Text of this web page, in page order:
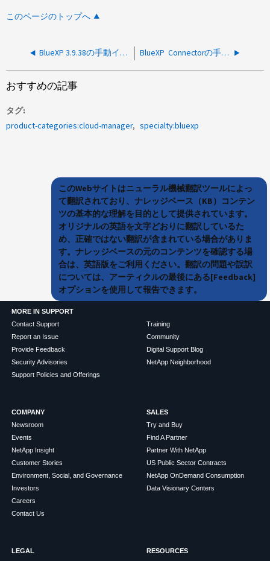
このページのトップへ
BlueXP 3.9.38の手動インストールが完了せず、コネクタが保留状態になっている BlueXP Connectorの手動インストールが証明書エラーで失敗する
おすすめの記事
タグ
product-categories:cloud-manager
specialty:bluexp
このWebサイトはニューラル機械翻訳ツールによっ
て翻訳されており、ナレッジベース（KB）コンテン
ツの基本的な理解を目的として提供されています。
オリジナルの英語を文字どおりに翻訳しているた
め、正確ではない翻訳が含まれている場合がありま
す。ナレッジベースの元のコンテンツを確認する場
合は、英語版をご利用ください。翻訳の問題や誤訳
については、アーティクルの最後にある[Feedback]
オプションを使用して報告できます。
MORE IN SUPPORT
Contact Support
Report an Issue
Provide Feedback
Security Advisories
Support Policies and Offerings
Training
Community
Digital Support Blog
NetApp Neighborhood
COMPANY
Newsroom
Events
NetApp Insight
Customer Stories
Environment, Social, and Governance
Investors
Careers
Contact Us
SALES
Try and Buy
Find A Partner
Partner With NetApp
US Public Sector Contracts
NetApp OnDemand Consumption
Data Visionary Centers
LEGAL
RESOURCES